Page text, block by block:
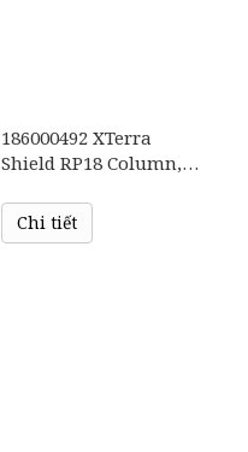
186000492 XTerra
Shield RP18 Column,
150 mm, 1/pk
Chi tiết